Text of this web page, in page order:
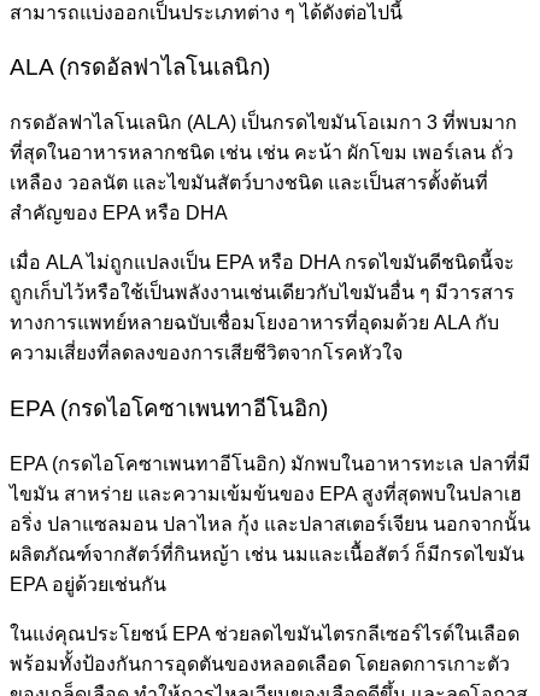
สามารถแบ่งออกเป็นประเภทต่าง ๆ ได้ดังต่อไปนี้
ALA (กรดอัลฟาไลโนเลนิก)
กรดอัลฟาไลโนเลนิก (ALA) เป็นกรดไขมันโอเมกา 3 ที่พบมาก
ที่สุดในอาหารหลากชนิด เช่น เช่น คะน้า ผักโขม เพอร์เลน ถั่ว
เหลือง วอลนัต และไขมันสัตว์บางชนิด และเป็นสารตั้งต้นที่
สำคัญของ EPA หรือ DHA
เมื่อ ALA ไม่ถูกแปลงเป็น EPA หรือ DHA กรดไขมันดีชนิดนี้จะ
ถูกเก็บไว้หรือใช้เป็นพลังงานเช่นเดียวกับไขมันอื่น ๆ มีวารสาร
ทางการแพทย์หลายฉบับเชื่อมโยงอาหารที่อุดมด้วย ALA กับ
ความเสี่ยงที่ลดลงของการเสียชีวิตจากโรคหัวใจ
EPA (กรดไอโคซาเพนทาอีโนอิก)
EPA (กรดไอโคซาเพนทาอีโนอิก) มักพบในอาหารทะเล ปลาที่มี
ไขมัน สาหร่าย และความเข้มข้นของ EPA สูงที่สุดพบในปลาเฮ
อริ่ง ปลาแซลมอน ปลาไหล กุ้ง และปลาสเตอร์เจียน นอกจากนั้น
ผลิตภัณฑ์จากสัตว์ที่กินหญ้า เช่น นมและเนื้อสัตว์ ก็มีกรดไขมัน
EPA อยู่ด้วยเช่นกัน
ในแง่คุณประโยชน์ EPA ช่วยลดไขมันไตรกลีเซอร์ไรด์ในเลือด
พร้อมทั้งป้องกันการอุดตันของหลอดเลือด โดยลดการเกาะตัว